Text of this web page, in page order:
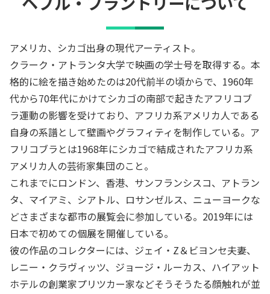
アメリカ、シカゴ出身の現代アーティスト。
クラーク・アトランタ大学で映画の学士号を取得する。本
格的に絵を描き始めたのは20代前半の頃からで、1960年
代から70年代にかけてシカゴの南部で起きたアフリコブ
ラ運動の影響を受けており、アフリカ系アメリカ人である
自身の系譜として壁画やグラフィティを制作している。ア
フリコブラとは1968年にシカゴで結成されたアフリカ系
アメリカ人の芸術家集団のこと。
これまでにロンドン、香港、サンフランシスコ、アトラン
タ、マイアミ、シアトル、ロサンゼルス、ニューヨークな
どさまざまな都市の展覧会に参加している。2019年には
日本で初めての個展を開催している。
彼の作品のコレクターには、ジェイ・Z＆ビヨンセ夫妻、
レニー・クラヴィッツ、ジョージ・ルーカス、ハイアット
ホテルの創業家プリツカー家などそうそうたる顔触れが並